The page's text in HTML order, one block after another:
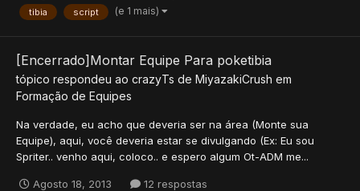
tibia script (e 1 mais)
[Encerrado]Montar Equipe Para poketibia
tópico respondeu ao crazyTs de MiyazakiCrush em
Formação de Equipes
Na verdade, eu acho que deveria ser na área (Monte sua
Equipe), aqui, você deveria estar se divulgando (Ex: Eu sou
Spriter.. venho aqui, coloco.. e espero algum Ot-ADM me...
Agosto 18, 2013 12 respostas